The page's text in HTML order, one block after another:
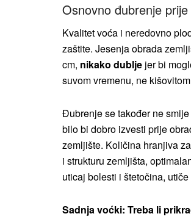
Osnovno đubrenje
Kvalitet voća i neredovno
zaštite. Jesenja obrada
cm, nikako dublje jer bi
suvom vremenu, ne
Đubrenje se također ne
bilo bi dobro izvesti prije
zemljište. Količina hranjiva
i strukturu zemljišta,
uticaj bolesti i štetočina,
Sadnja voćki: Treba li